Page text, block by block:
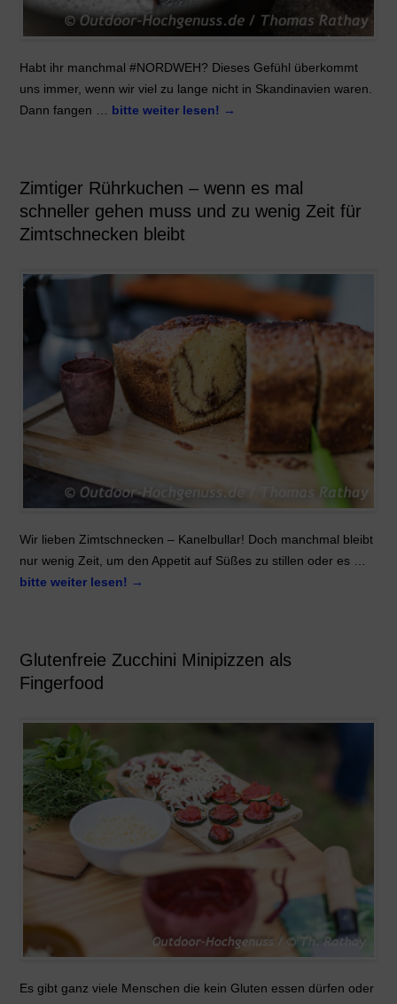
Habt ihr manchmal #NORDWEH? Dieses Gefühl überkommt
uns immer, wenn wir viel zu lange nicht in Skandinavien waren.
Dann fangen … bitte weiter lesen! →
Zimtiger Rührkuchen – wenn es mal
schneller gehen muss und zu wenig Zeit für
Zimtschnecken bleibt
Wir lieben Zimtschnecken – Kanelbullar! Doch manchmal bleibt
nur wenig Zeit, um den Appetit auf Süßes zu stillen oder es …
bitte weiter lesen! →
Glutenfreie Zucchini Minipizzen als
Fingerfood
Es gibt ganz viele Menschen die kein Gluten essen dürfen oder